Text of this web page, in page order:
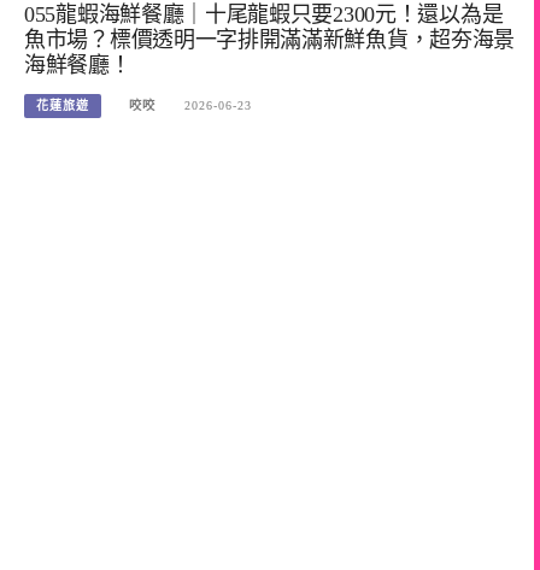
055龍蝦海鮮餐廳｜十尾龍蝦只要2300元！還以為是
魚市場？標價透明一字排開滿滿新鮮魚貨，超夯海景
海鮮餐廳！
花蓮旅遊 咬咬 2026-06-23